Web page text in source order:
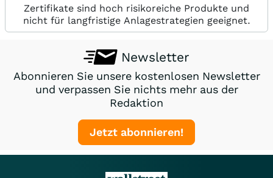
Zertifikate sind hoch risikoreiche Produkte und
nicht für langfristige Anlagestrategien geeignet.
Newsletter
Abonnieren Sie unsere kostenlosen Newsletter
und verpassen Sie nichts mehr aus der
Redaktion
Jetzt abonnieren!